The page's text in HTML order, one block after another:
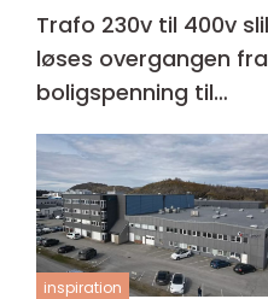
Trafo 230v til 400v slik
løses overgangen fra
boligspenning til
industrispenning
inspiration